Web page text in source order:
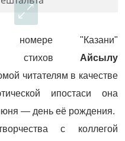
"Казани"
стихов Айсылу
читателям в качестве
ипостаси она
— день её рождения.
с коллегой